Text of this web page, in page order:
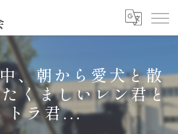
、朝から愛犬と散
くましいレン君と
トラ君...